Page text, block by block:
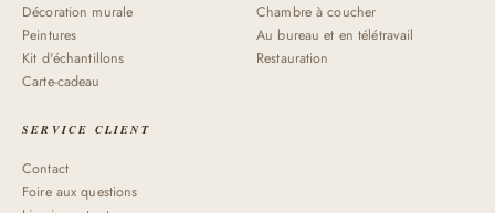
Décoration murale
Peintures
Kit d'échantillons
Carte-cadeau
Chambre à coucher
Au bureau et en télétravail
Restauration
SERVICE CLIENT
Contact
Foire aux questions